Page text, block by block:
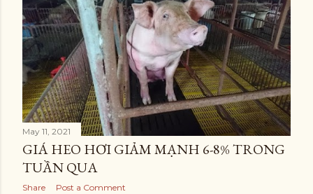
t
s
May 11, 2021
GIÁ HEO HƠI GIẢM MẠNH 6-8% TRONG
TUẦN QUA
Share Post a Comment